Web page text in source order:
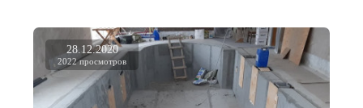
28.12.2020
2022 просмотров